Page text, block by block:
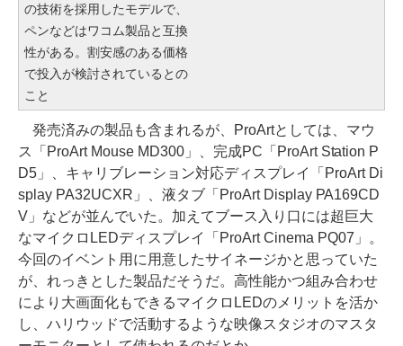
の技術を採用したモデルで、
ペンなどはワコム製品と互換
性がある。割安感のある価格
で投入が検討されているとの
こと
発売済みの製品も含まれるが、ProArtとしては、マウ
ス「ProArt Mouse MD300」、完成PC「ProArt Station P
D5」、キャリブレーション対応ディスプレイ「ProArt Di
splay PA32UCXR」、液タブ「ProArt Display PA169CD
V」などが並んでいた。加えてブース入り口には超巨大
なマイクロLEDディスプレイ「ProArt Cinema PQ07」。
今回のイベント用に用意したサイネージかと思っていた
が、れっきとした製品だそうだ。高性能かつ組み合わせ
により大画面化もできるマイクロLEDのメリットを活か
し、ハリウッドで活動するような映像スタジオのマスタ